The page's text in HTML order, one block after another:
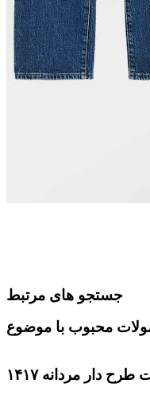
جستجو های مرتبط
محبوب با موضوع
دار مردانه ۱۴۱۷